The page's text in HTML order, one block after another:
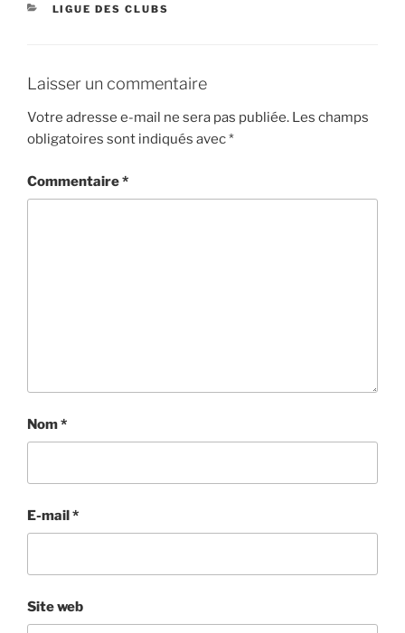
CATÉGORIES
LIGUE DES CLUBS
Laisser un commentaire
Votre adresse e-mail ne sera pas publiée. Les champs
obligatoires sont indiqués avec*
Commentaire*
Nom*
E-mail*
Site web